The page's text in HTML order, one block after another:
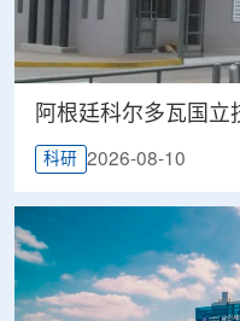
阿根廷科尔多瓦国立
科研 2026-08-10